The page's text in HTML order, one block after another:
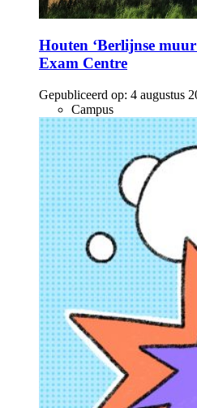
Houten ‘Berlijnse
Exam Centre
Gepubliceerd op: 4 augustus
Campus